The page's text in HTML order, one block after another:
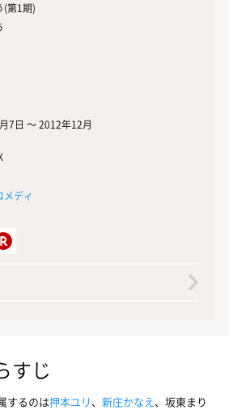
(第1期)
7日 〜 2012年12月
メディ
すじ
するのは押本ユリ、 新庄かなえ、坂東まり